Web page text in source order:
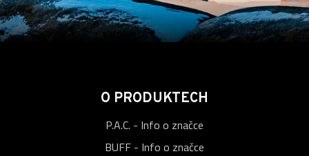
O PRODUKTECH
P.A.C. - Info o značce
BUFF - Info o značce